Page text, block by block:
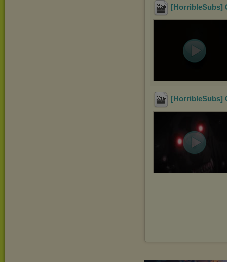
[HorribleSubs]
[HorribleSubs]